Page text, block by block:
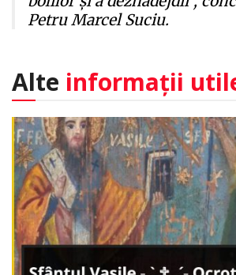
Petru Marcel Suciu.
Alte informații